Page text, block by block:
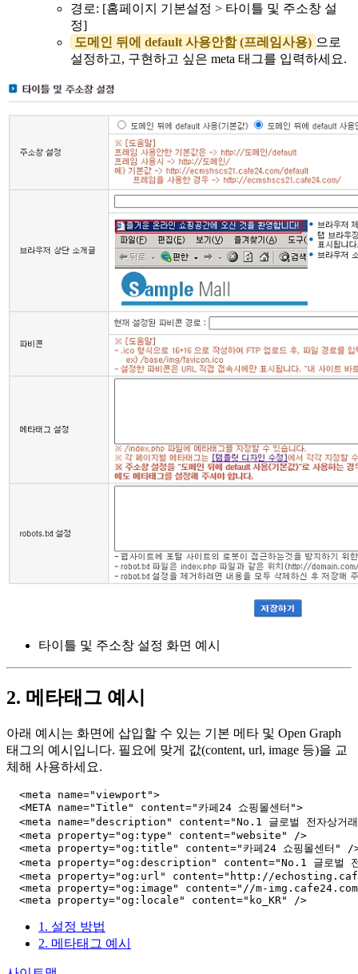
경로: [홈페이지 기본설정 > 타이틀 및 주소창 설
정]
도메인 뒤에 default 사용안함 (프레임사용) 으로
설정하고, 구현하고 싶은 meta 태그를 입력하세요.
타이틀 및 주소창 설정 화면 예시
2. 메타태그 예시
아래 예시는 화면에 삽입할 수 있는 기본 메타 및 Open Graph
태그의 예시입니다. 필요에 맞게 값(content, url, image 등)을 교
체해 사용하세요.
  <meta name="viewport">
  <META name="Title" content="카페24 쇼핑몰센터">
<meta name="description" content="No.1 글로벌 전자상거
  <meta property="og:type" content="website" />
<meta property="og:title" content="카페24 쇼핑몰센터" /
<meta property="og:description" content="No.1 글로벌 전
<meta property="og:url" content="http://
<meta property="og:image" content="//m-
1. 설정 방법
2. 메타태그 예시